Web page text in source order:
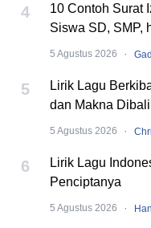
4
10 Contoh Surat
Siswa SD, SMP,
5 Agustus 2026 ·
5
Lirik Lagu
dan Makna
5 Agustus 2026 ·
6
Lirik Lagu
Penciptanya
5 Agustus 2026 ·